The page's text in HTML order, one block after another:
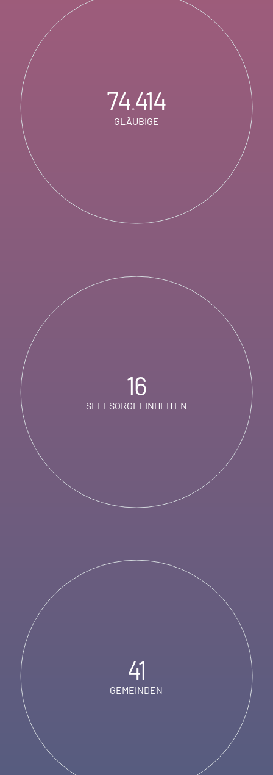
74.414
GLÄUBIGE
16
SEELSORGEEINHEITEN
41
GEMEINDEN